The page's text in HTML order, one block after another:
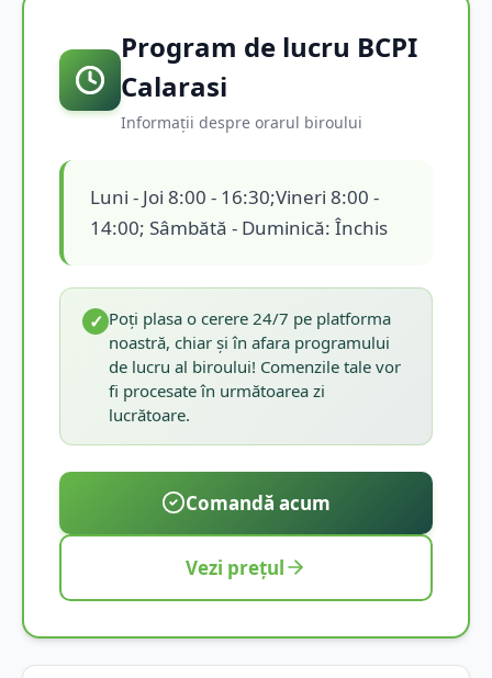
Program de lucru BCPI
Calarasi
Informații despre orarul biroului
Luni - Joi 8:00 - 16:30;Vineri 8:00 -
14:00; Sâmbătă - Duminică: Închis
✓ Poți plasa o cerere 24/7 pe platforma
noastră, chiar și în afara programului
de lucru al biroului! Comenzile tale vor
fi procesate în următoarea zi
lucrătoare.
Comandă acum
Vezi prețul